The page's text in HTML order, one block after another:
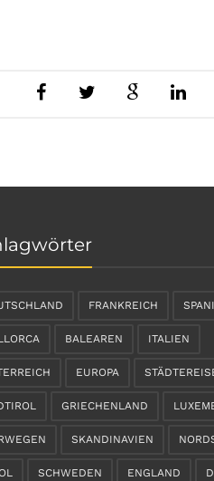
FRANKREICH
BALEAREN ITALIEN
EUROPA
GRIECHENLAND
SKANDINAVIEN
SCHWEDEN ENGLAND